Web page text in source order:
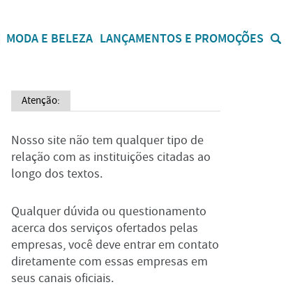
MODA E BELEZA LANÇAMENTOS E PROMOÇÕES
Atenção:
Nosso site não tem qualquer tipo de
relação com as instituições citadas ao
longo dos textos.
Qualquer dúvida ou questionamento
acerca dos serviços ofertados pelas
empresas, você deve entrar em contato
diretamente com essas empresas em
seus canais oficiais.